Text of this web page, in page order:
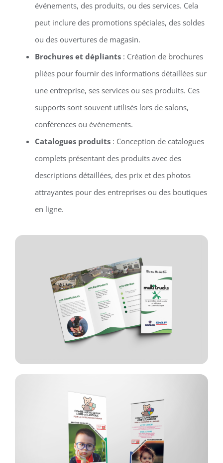
événements, des produits, ou des services. Cela
peut inclure des promotions spéciales, des soldes
ou des ouvertures de magasin.
Brochures et dépliants: Création de brochures
pliées pour fournir des informations détaillées sur
une entreprise, ses services ou ses produits. Ces
supports sont souvent utilisés lors de salons,
conférences ou événements.
Catalogues produits: Conception de catalogues
complets présentant des produits avec des
descriptions détaillées, des prix et des photos
attrayantes pour des entreprises ou des boutiques
en ligne.